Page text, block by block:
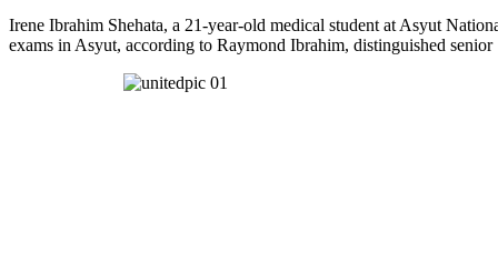
Irene Ibrahim Shehata, a 21-year-old medical student at Asyut
exams in Asyut, according to Raymond Ibrahim, distinguished